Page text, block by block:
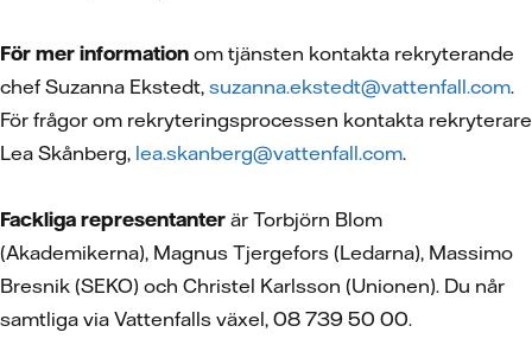
För mer information om tjänsten kontakta rekryterande
chef Suzanna Ekstedt, suzanna.ekstedt@vattenfall.com.
För frågor om rekryteringsprocessen kontakta rekryterare
Lea Skånberg, lea.skanberg@vattenfall.com.
Fackliga representanter är Torbjörn Blom
(Akademikerna), Magnus Tjergefors (Ledarna), Massimo
Bresnik (SEKO) och Christel Karlsson (Unionen). Du når
samtliga via Vattenfalls växel, 08 739 50 00.